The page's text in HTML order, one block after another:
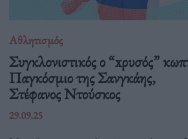
Αθλητισμός
Συγκλονιστικός ο “xρυσός”
Παγκόσμιο της Σανγκάης,
Στέφανος Ντούσκος
29.09.25